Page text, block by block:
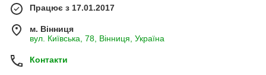
Працює з 17.01.2017
м. Вінниця
вул. Київська, 78, Вінниця, Україна
Контакти